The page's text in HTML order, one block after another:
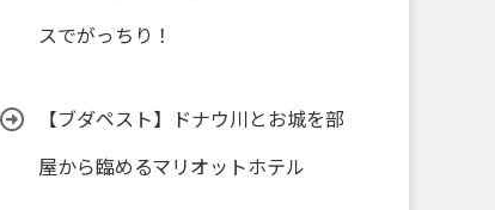
スでがっちり！
【ブダペスト】ドナウ川とお城を部
屋から臨めるマリオットホテル